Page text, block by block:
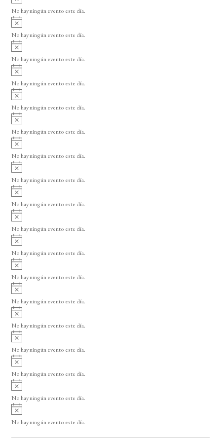
o
v
i
o
No hay ningún evento este día.
A
v
i
o
No hay ningún evento este día.
A
v
i
o
No hay ningún evento este día.
A
v
i
o
No hay ningún evento este día.
A
v
i
o
No hay ningún evento este día.
A
v
i
o
No hay ningún evento este día.
A
v
i
o
No hay ningún evento este día.
A
v
i
o
No hay ningún evento este día.
A
v
i
o
No hay ningún evento este día.
A
v
i
o
No hay ningún evento este día.
A
v
i
o
No hay ningún evento este día.
A
v
i
o
No hay ningún evento este día.
A
v
i
o
No hay ningún evento este día.
A
v
i
o
No hay ningún evento este día.
A
v
i
o
No hay ningún evento este día.
A
v
i
o
No hay ningún evento este día.
A
v
i
o
No hay ningún evento este día.
A
v
i
s
No hay ningún evento este día.